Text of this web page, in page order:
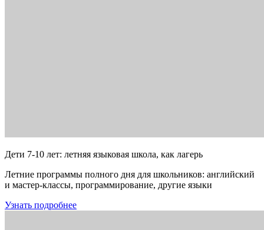
Дети 7-10 лет: летняя языковая школа, как лагерь
Летние программы полного дня для школьников: английский
и мастер-классы, программирование, другие языки
Узнать подробнее